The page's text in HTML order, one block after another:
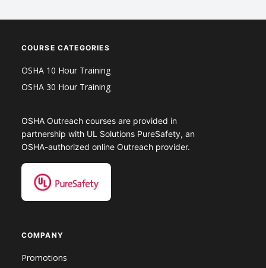
COURSE CATEGORIES
OSHA 10 Hour Training
OSHA 30 Hour Training
OSHA Outreach courses are provided in
partnership with UL Solutions PureSafety, an
OSHA-authorized online Outreach provider.
COMPANY
Promotions